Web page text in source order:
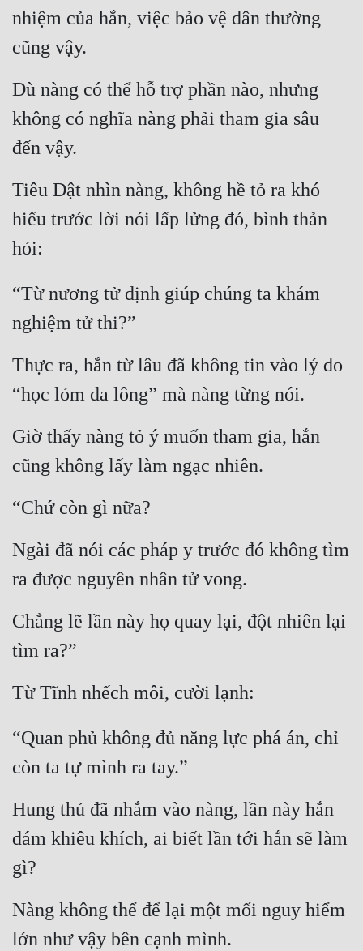
Tính Cách Nhân Vật :
Cơ Trí
Điềm Đạm
nhiệm của hắn, việc bảo vệ dân thường
cũng vậy.
Dù nàng có thể hỗ trợ phần nào, nhưng
không có nghĩa nàng phải tham gia sâu
đến vậy.
Tiêu Dật nhìn nàng, không hề tỏ ra khó
hiểu trước lời nói lấp lửng đó, bình thản
hỏi:
“Từ nương tử định giúp chúng ta khám
nghiệm tử thi?”
Thực ra, hắn từ lâu đã không tin vào lý do
“học lỏm da lông” mà nàng từng nói.
Giờ thấy nàng tỏ ý muốn tham gia, hắn
cũng không lấy làm ngạc nhiên.
“Chứ còn gì nữa?
Ngài đã nói các pháp y trước đó không tìm
ra được nguyên nhân tử vong.
Chẳng lẽ lần này họ quay lại, đột nhiên lại
tìm ra?”
Từ Tĩnh nhếch môi, cười lạnh:
“Quan phủ không đủ năng lực phá án, chỉ
còn ta tự mình ra tay.”
Hung thủ đã nhắm vào nàng, lần này hắn
dám khiêu khích, ai biết lần tới hắn sẽ làm
gì?
Nàng không thể để lại một mối nguy hiểm
lớn như vậy bên cạnh mình.